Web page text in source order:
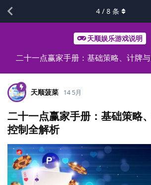
天顺娱乐游戏说明
二十一点赢家手册：基础策略、计牌
4 / 8 条
天顺菠菜 14 5月
二十一点赢家手册：基础策略
控制全解析